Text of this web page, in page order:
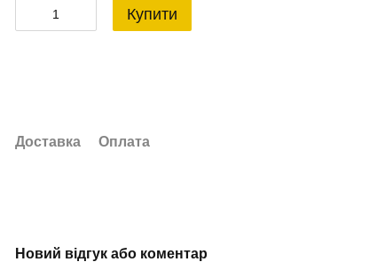
Купити
Доставка Оплата
Новий відгук або коментар